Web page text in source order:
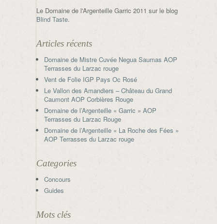
Le Domaine de l'Argenteille Garric 2011 sur le blog
Blind Taste.
Articles récents
Domaine de Mistre Cuvée Negua Saumas AOP
Terrasses du Larzac rouge
Vent de Folie IGP Pays Oc Rosé
Le Vallon des Amandiers – Château du Grand
Caumont AOP Corbières Rouge
Domaine de l’Argenteille « Garric » AOP
Terrasses du Larzac Rouge
Domaine de l’Argenteille « La Roche des Fées »
AOP Terrasses du Larzac rouge
Categories
Concours
Guides
Mots clés